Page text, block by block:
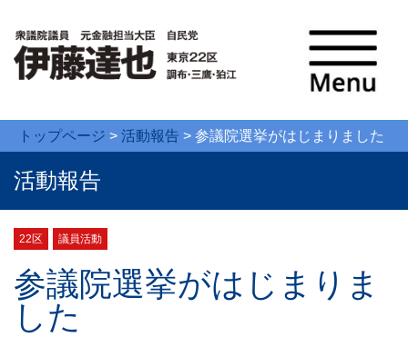
トップページ > 活動報告 > 参議院選挙がはじまりました
活動報告
22区 議員活動
参議院選挙がはじまりま
した